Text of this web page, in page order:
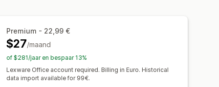
Bankreconciliatie
Pdf-generatie
Gegevensbeveiliging
Premium - 22,99 €
$27/maand
of $281/jaar en bespaar 13%
Lexware Office account required. Billing in Euro. Historical
data import available for 99€.